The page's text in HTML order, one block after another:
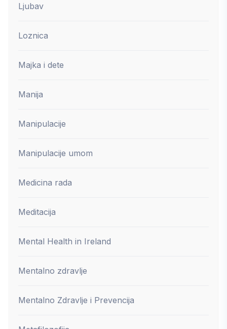
Ljubav
Loznica
Majka i dete
Manija
Manipulacije
Manipulacije umom
Medicina rada
Meditacija
Mental Health in Ireland
Mentalno zdravlje
Mentalno Zdravlje i Prevencija